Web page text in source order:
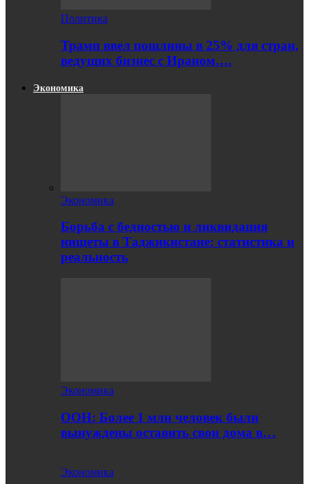
Политика
Трамп ввел пошлины в 25% для стран,
ведущих бизнес с Ираном….
Экономика
Экономика
Борьба с бедностью и ликвидация
нищеты в Таджикистане: статистика и
реальность
Экономика
ООН: Более 1 млн человек были
вынуждены оставить свои дома в…
Экономика